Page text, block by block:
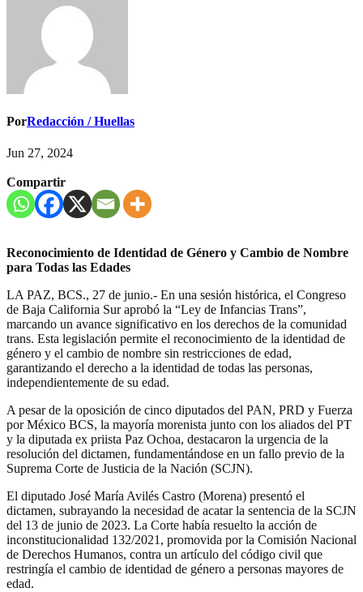
PorRedacción / Huellas
Jun 27, 2024
Compartir
Reconocimiento de Identidad de Género y Cambio de Nombre
para Todas las Edades
LA PAZ, BCS., 27 de junio.- En una sesión histórica, el Congreso
de Baja California Sur aprobó la “Ley de Infancias Trans”,
marcando un avance significativo en los derechos de la comunidad
trans. Esta legislación permite el reconocimiento de la identidad de
género y el cambio de nombre sin restricciones de edad,
garantizando el derecho a la identidad de todas las personas,
independientemente de su edad.
A pesar de la oposición de cinco diputados del PAN, PRD y Fuerza
por México BCS, la mayoría morenista junto con los aliados del PT
y la diputada ex priista Paz Ochoa, destacaron la urgencia de la
resolución del dictamen, fundamentándose en un fallo previo de la
Suprema Corte de Justicia de la Nación (SCJN).
El diputado José María Avilés Castro (Morena) presentó el
dictamen, subrayando la necesidad de acatar la sentencia de la SCJN
del 13 de junio de 2023. La Corte había resuelto la acción de
inconstitucionalidad 132/2021, promovida por la Comisión Nacional
de Derechos Humanos, contra un artículo del código civil que
restringía el cambio de identidad de género a personas mayores de
edad.